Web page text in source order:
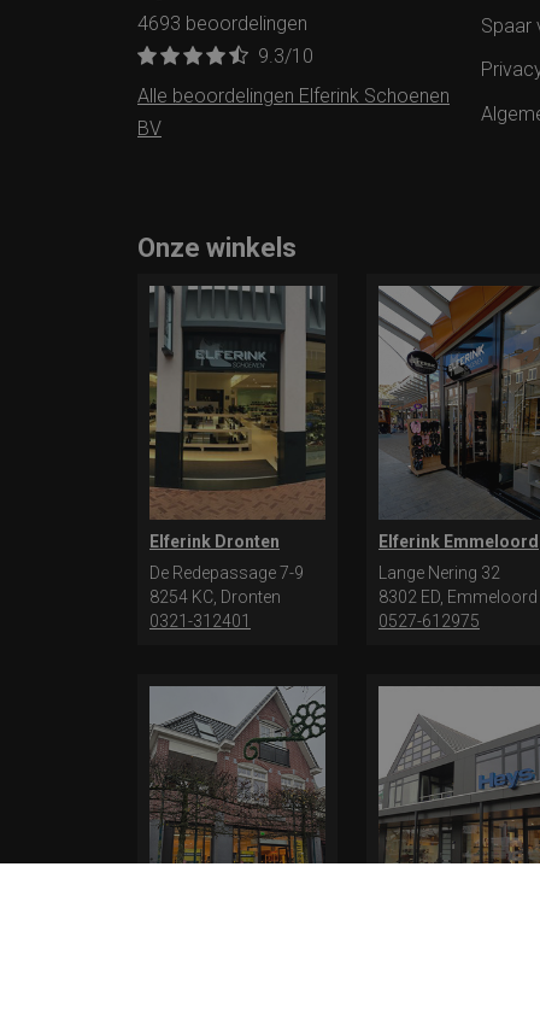
4693 beoordelingen
9.3/10
Alle beoordelingen Elferink Schoenen
BV
Spaar
Onze winkels
Elferink Dronten
De Redepassage 7-9
8254 KC, Dronten
0321-312401
Elferink Emmeloord
Lange Nering 32
8302 ED, Emmeloord
0527-612975